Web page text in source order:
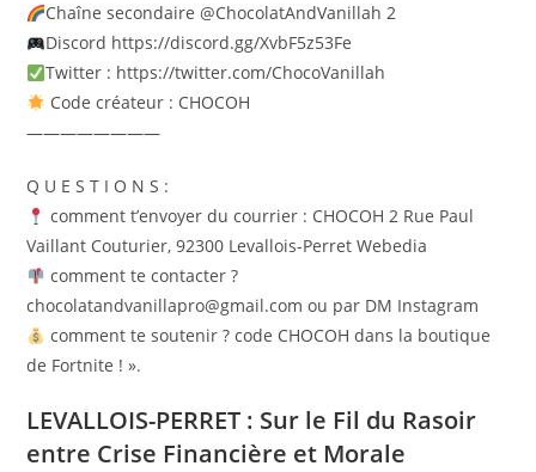
Chaîne secondaire @ChocolatAndVanillah 2
Discord https://discord.gg/XvbF5z53Fe
Twitter : https://twitter.com/ChocoVanillah
Code créateur : CHOCOH
————————
Q U E S T I O N S :
comment t’envoyer du courrier : CHOCOH 2 Rue Paul
Vaillant Couturier, 92300 Levallois-Perret Webedia
comment te contacter ?
chocolatandvanillapro@gmail.com ou par DM Instagram
comment te soutenir ? code CHOCOH dans la boutique
de Fortnite ! ».
LEVALLOIS-PERRET : Sur le Fil du Rasoir
entre Crise Financière et Morale